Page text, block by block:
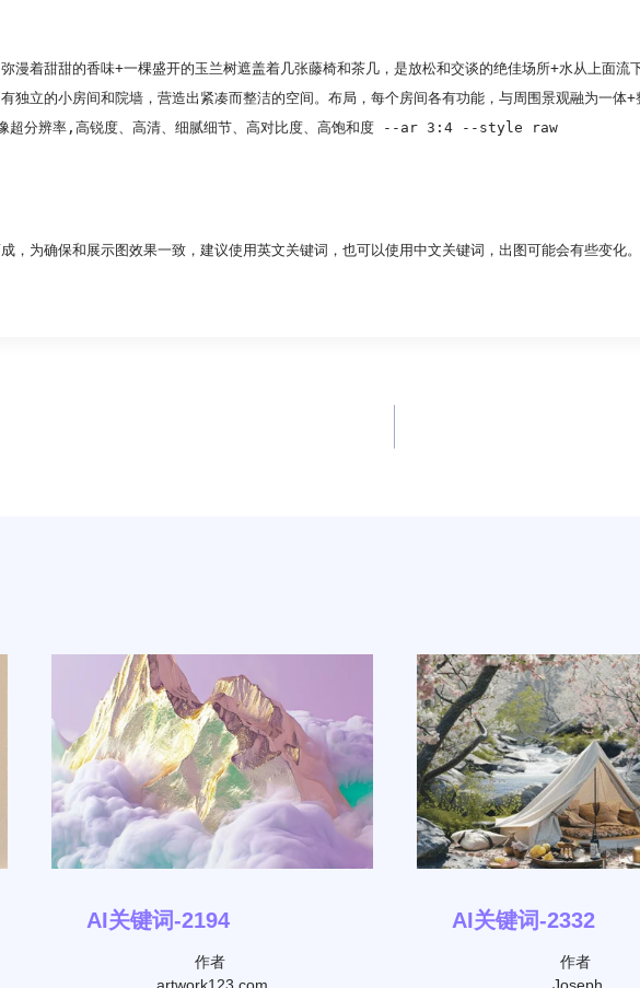
漫着甜甜的香味+一棵盛开的玉兰树遮盖着几张藤椅和茶几，是放松和交谈的绝佳场所+水从上面
独立的小房间和院墙，营造出紧凑而整洁的空间。布局，每个房间各有功能，与周围景观融为一
像超分辨率,高锐度、高清、细腻细节、高对比度、高饱和度 --ar 3:4 --style raw
，为确保和展示图效果一致，建议使用英文关键词，也可以使用中文关键词，出图可能会有些变化。
AI关键词-2194
作者
AI关键词-2332
作者